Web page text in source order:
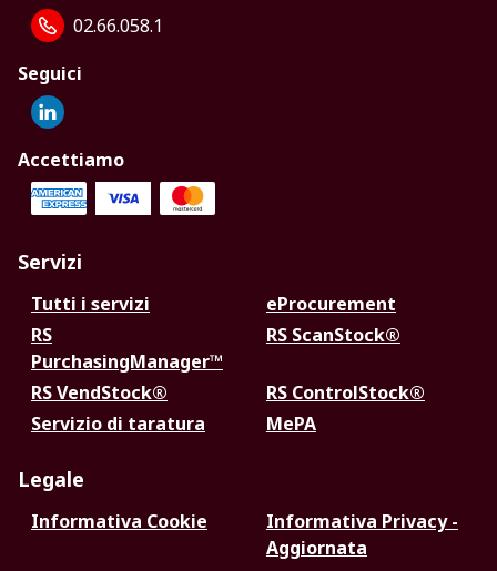
02.66.058.1
Seguici
Accettiamo
Servizi
Tutti i servizi
eProcurement
RS
PurchasingManager™
RS ScanStock®
RS VendStock®
RS ControlStock®
Servizio di taratura
MePA
Legale
Informativa Cookie
Informativa Privacy -
Aggiornata